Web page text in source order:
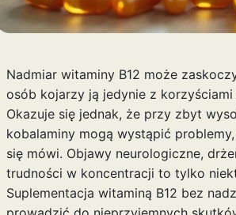
Nadmiar witaminy B12 może
osób kojarzy ją jedynie z
Okazuje się jednak, że przy zbyt
kobalaminy mogą wystąpić
się mówi. Objawy neurologiczne,
trudności w koncentracji to tylko
Suplementacja witaminą B12 bez